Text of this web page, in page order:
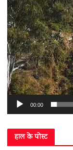
00:00
हाल के पोस्ट